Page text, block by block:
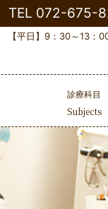
TEL 072-675-
【平日】9：30～13：
診療科目
Subjects